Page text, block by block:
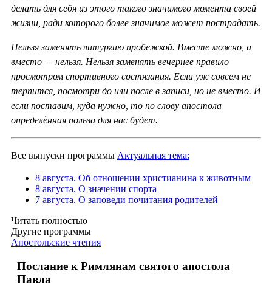
делать для себя из этого такого значимого момента своей
жизни, ради которого более значимое может пострадать.
Нельзя заменять литургию пробежкой. Вместе можно, а
вместо — нельзя. Нельзя заменять вечернее правило
просмотром спортивного состязания. Если уж совсем не
терпится, посмотри до или после в записи, но не вместо. И
если поставим, куда нужно, то по слову апостола
определённая польза для нас будет.
Все выпуски программы Актуальная тема:
8 августа. Об отношении христианина к животным
8 августа. О значении спорта
7 августа. О заповеди почитания родителей
Читать полностью
Другие программы
Апостольские чтения
Послание к Римлянам святого апостола
Павла